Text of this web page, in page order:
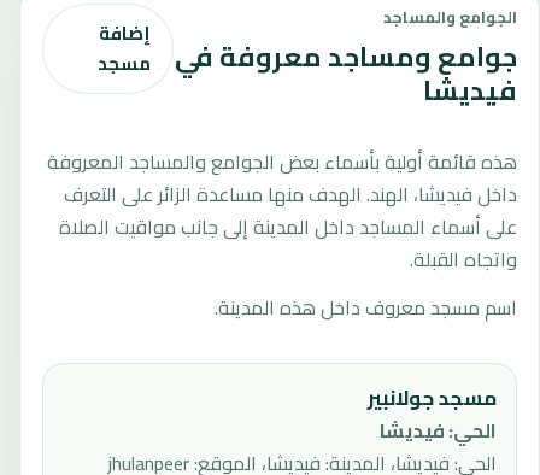
الجوامع والمساجد
جوامع ومساجد معروفة في
فيديشا
إضافة
مسجد
هذه قائمة أولية بأسماء بعض الجوامع والمساجد المعروفة
داخل فيديشا، الهند. الهدف منها مساعدة الزائر على التعرف
على أسماء المساجد داخل المدينة إلى جانب مواقيت الصلاة
واتجاه القبلة.
اسم مسجد معروف داخل هذه المدينة.
مسجد جولانبير
الحي:فيديشا
الحي: فيديشا، المدينة: فيديشا، الموقع: jhulanpeer